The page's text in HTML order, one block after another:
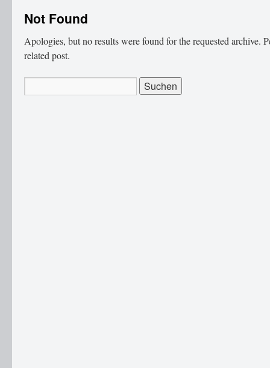
Not Found
Apologies, but no results were found for the requested archive.
related post.